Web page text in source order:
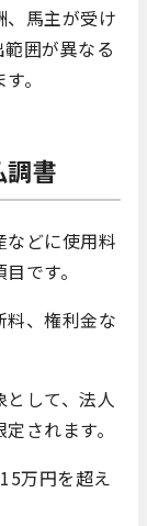
、馬主が受け
囲が異なる
。
書
などに使用料
です。
料、権利金な
して、法人
されます。
万円を超え